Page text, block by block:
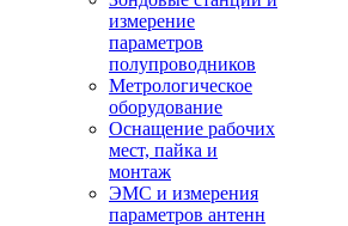
измерение
параметров
полупроводников
Метрологическое
оборудование
Оснащение рабочих
мест, пайка и
монтаж
ЭМС и измерения
параметров антенн